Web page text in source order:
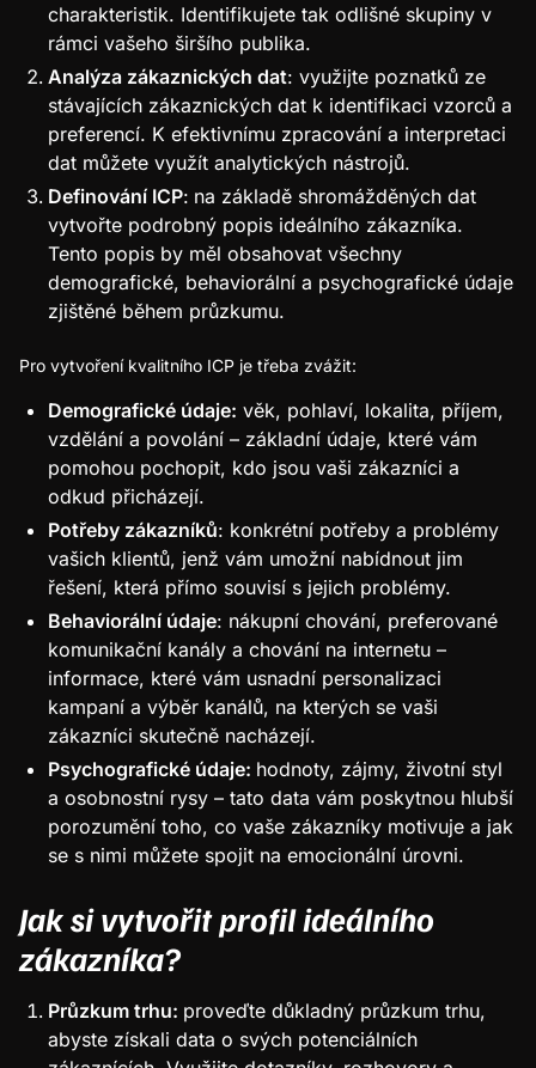
charakteristik. Identifikujete tak odlišné skupiny v
rámci vašeho širšího publika.
Analýza zákaznických dat: využijte poznatků ze
stávajících zákaznických dat k identifikaci vzorců a
preferencí. K efektivnímu zpracování a interpretaci
dat můžete využít analytických nástrojů.
Definování ICP: na základě shromážděných dat
vytvořte podrobný popis ideálního zákazníka.
Tento popis by měl obsahovat všechny
demografické, behaviorální a psychografické údaje
zjištěné během průzkumu.
Pro vytvoření kvalitního ICP je třeba zvážit:
Demografické údaje: věk, pohlaví, lokalita, příjem,
vzdělání a povolání – základní údaje, které vám
pomohou pochopit, kdo jsou vaši zákazníci a
odkud přicházejí.
Potřeby zákazníků: konkrétní potřeby a problémy
vašich klientů, jenž vám umožní nabídnout jim
řešení, která přímo souvisí s jejich problémy.
Behaviorální údaje: nákupní chování, preferované
komunikační kanály a chování na internetu –
informace, které vám usnadní personalizaci
kampaní a výběr kanálů, na kterých se vaši
zákazníci skutečně nacházejí.
Psychografické údaje: hodnoty, zájmy, životní styl
a osobnostní rysy – tato data vám poskytnou hlubší
porozumění toho, co vaše zákazníky motivuje a jak
se s nimi můžete spojit na emocionální úrovni.
Jak si vytvořit profil ideálního
zákazníka?
Průzkum trhu: proveďte důkladný průzkum trhu,
abyste získali data o svých potenciálních